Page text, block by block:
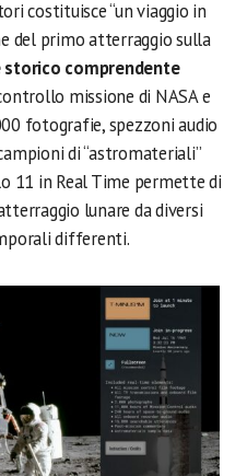
costituisce “un viaggio in
del primo atterraggio sulla
comprendente
missione di NASA e
fotografie, spezzoni audio
di “astromateriali”
11 in Real Time permette di
lunare da diversi
differenti.